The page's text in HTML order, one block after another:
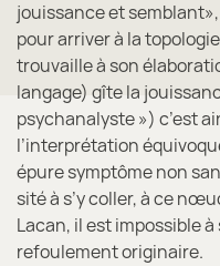
jouissance et
pour arriver à la
trouvaille à son
langage) gîte la
psychanalyste ») c’est
l’interprétation
épure symptôme non
sité à s’y coller, à ce
Lacan, il est impossible
refoulement originaire.